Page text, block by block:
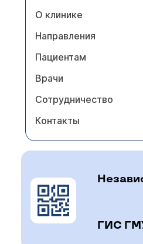
О клинике
Направления
Пациентам
Врачи
Сотрудничество
Контакты
ГИС